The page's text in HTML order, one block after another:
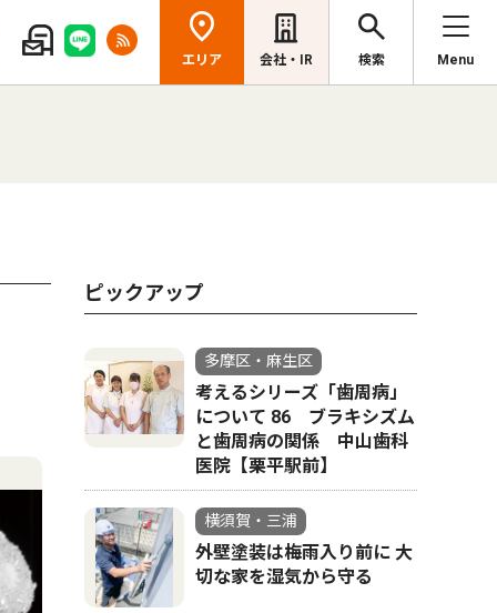
エリア 会社・IR 検索 Menu
ピックアップ
多摩区・麻生区
考えるシリーズ「歯周病」
について 86 ブラキシズム
と歯周病の関係 中山歯科
医院【栗平駅前】
横須賀・三浦
外壁塗装は梅雨入り前に 大
切な家を湿気から守る